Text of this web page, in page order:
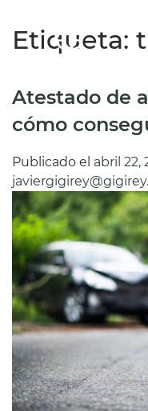
Etiqueta:
Atestado de
cómo
Publicado el abril 22,